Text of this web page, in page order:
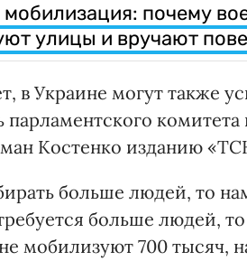
почему
улицы и вручают
в Украине могут также
парламентского
Костенко изданию
больше людей, то
больше людей,
мобилизуют 700 тысяч,